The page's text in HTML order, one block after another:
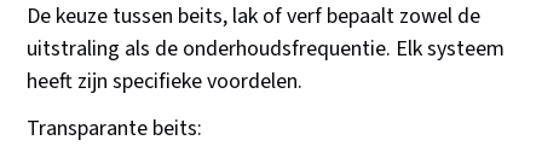
De keuze tussen beits, lak of verf bepaalt zowel de
uitstraling als de onderhoudsfrequentie. Elk systeem
heeft zijn specifieke voordelen.
Transparante beits: